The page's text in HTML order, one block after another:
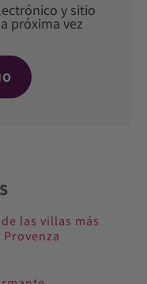
y sitio
próxima vez
las villas más